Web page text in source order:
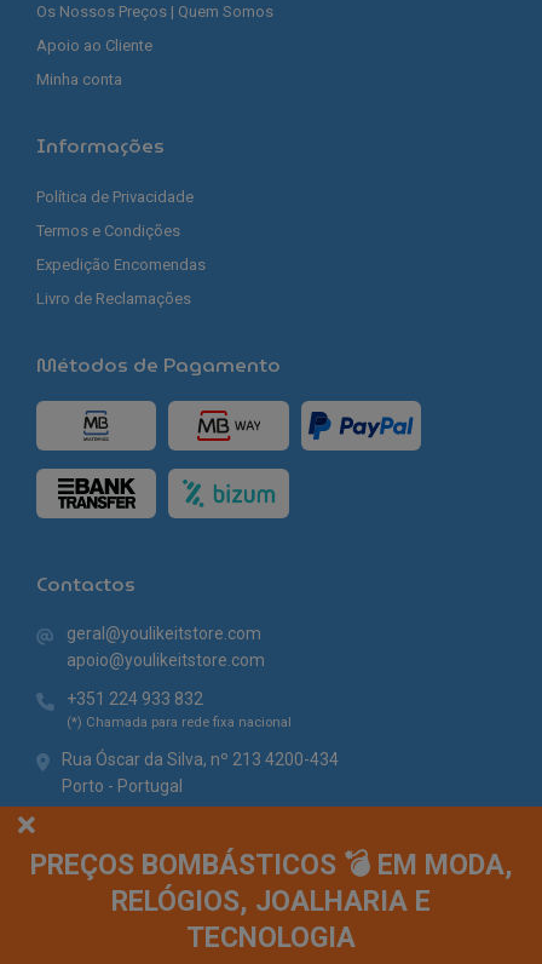
PREÇOS BOMBÁSTICOS 💣 EM MODA,
RELÓGIOS, JOALHARIA E
TECNOLOGIA
Os Nossos Preços | Quem Somos
Apoio ao Cliente
Minha conta
Informações
Política de Privacidade
Termos e Condições
Expedição Encomendas
Livro de Reclamações
Métodos de Pagamento
Contactos
geral@youlikeitstore.com
apoio@youlikeitstore.com
+351 224 933 832
(*) Chamada para rede fixa nacional
Rua Óscar da Silva, nº 213 4200-434
Porto - Portugal